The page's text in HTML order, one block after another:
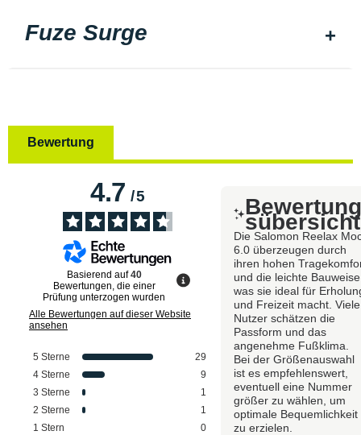
Fuze Surge
Bewertung
4.7/5
Basierend auf40
Bewertungen, die einer
Prüfung unterzogen wurden
Alle Bewertungen auf dieser Website
ansehen
5 Sterne
29
4 Sterne
9
3 Sterne
1
2 Sterne
1
1 Stern 0
sübersicht
Die Salomon Reelax
6.0 überzeugen durch
ihren hohen
und die leichte
was sie ideal für
und Freizeit macht. Viele
Nutzer schätzen die
Passform und das
angenehme Fußklima.
Bei der Größenauswahl
ist es empfehlenswert,
eventuell eine Nummer
größer zu wählen, um
optimale Bequemlichkeit
zu erzielen.